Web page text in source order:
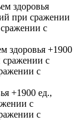
здоровья
при сражении
с
здоровья +1900
с
с
+1900 ед.,
с
с